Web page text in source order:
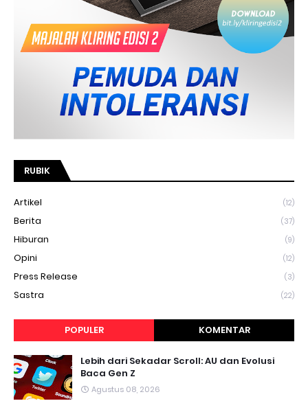
RUBIK
Artikel (12)
Berita (37)
Hiburan (9)
Opini (12)
Press Release (3)
Sastra (22)
POPULER KOMENTAR
Lebih dari Sekadar Scroll: AU dan Evolusi
Baca Gen Z
Agustus 08, 2026